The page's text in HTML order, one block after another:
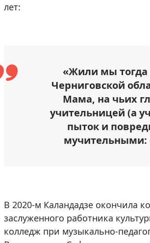
лет:
«Жили мы тогда
Черниговской
Мама, на чьих
учительницей (а
пыток и
мучительными:
В 2020-м Каландадзе окончила
заслуженного работника
колледж при музыкально-